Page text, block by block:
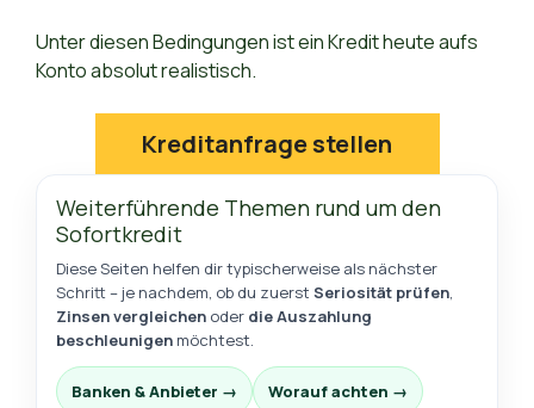
Unter diesen Bedingungen ist ein Kredit heute aufs
Konto absolut realistisch.
Kreditanfrage stellen
Weiterführende Themen rund um den
Sofortkredit
Diese Seiten helfen dir typischerweise als nächster
Schritt – je nachdem, ob du zuerst Seriosität prüfen,
Zinsen vergleichen oder die Auszahlung
beschleunigen möchtest.
Banken & Anbieter → Worauf achten →